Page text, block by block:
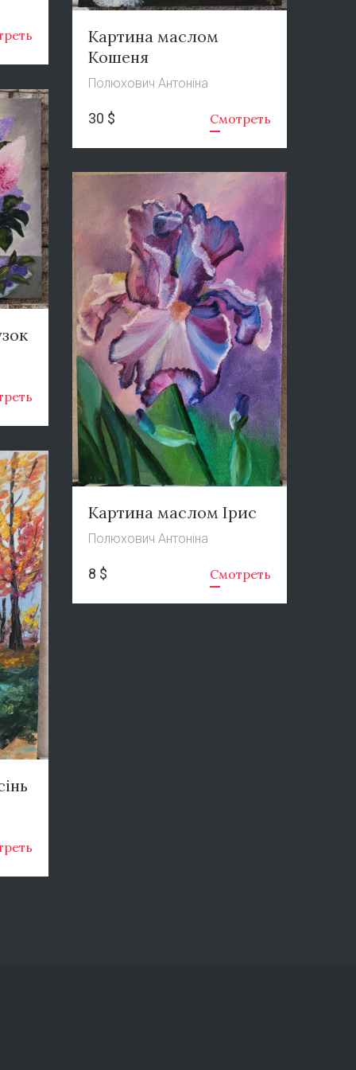
Картина маслом
Кошеня
Полюхович Антоніна
30 $ Смотреть
Картина маслом Ірис
Полюхович Антоніна
8 $ Смотреть